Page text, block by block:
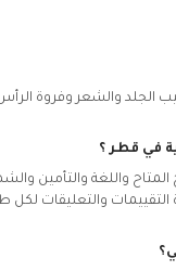
والشعر وفروة الرأس
في قطر ؟
المتاح واللغة والتأمين
التقييمات والتعليقات